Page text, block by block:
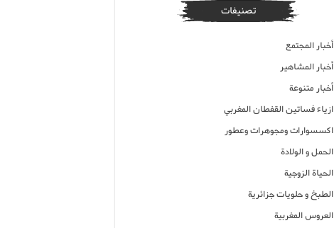
تصنيفات
أخبار المجتمع
أخبار المشاهير
أخبار متنوعة
ازياء فساتين القفطان المغربي
اكسسوارات ومجوهرات وعطور
الحمل و الولادة
الحياة الزوجية
الطبخ و حلويات جزائرية
العروس المغربية